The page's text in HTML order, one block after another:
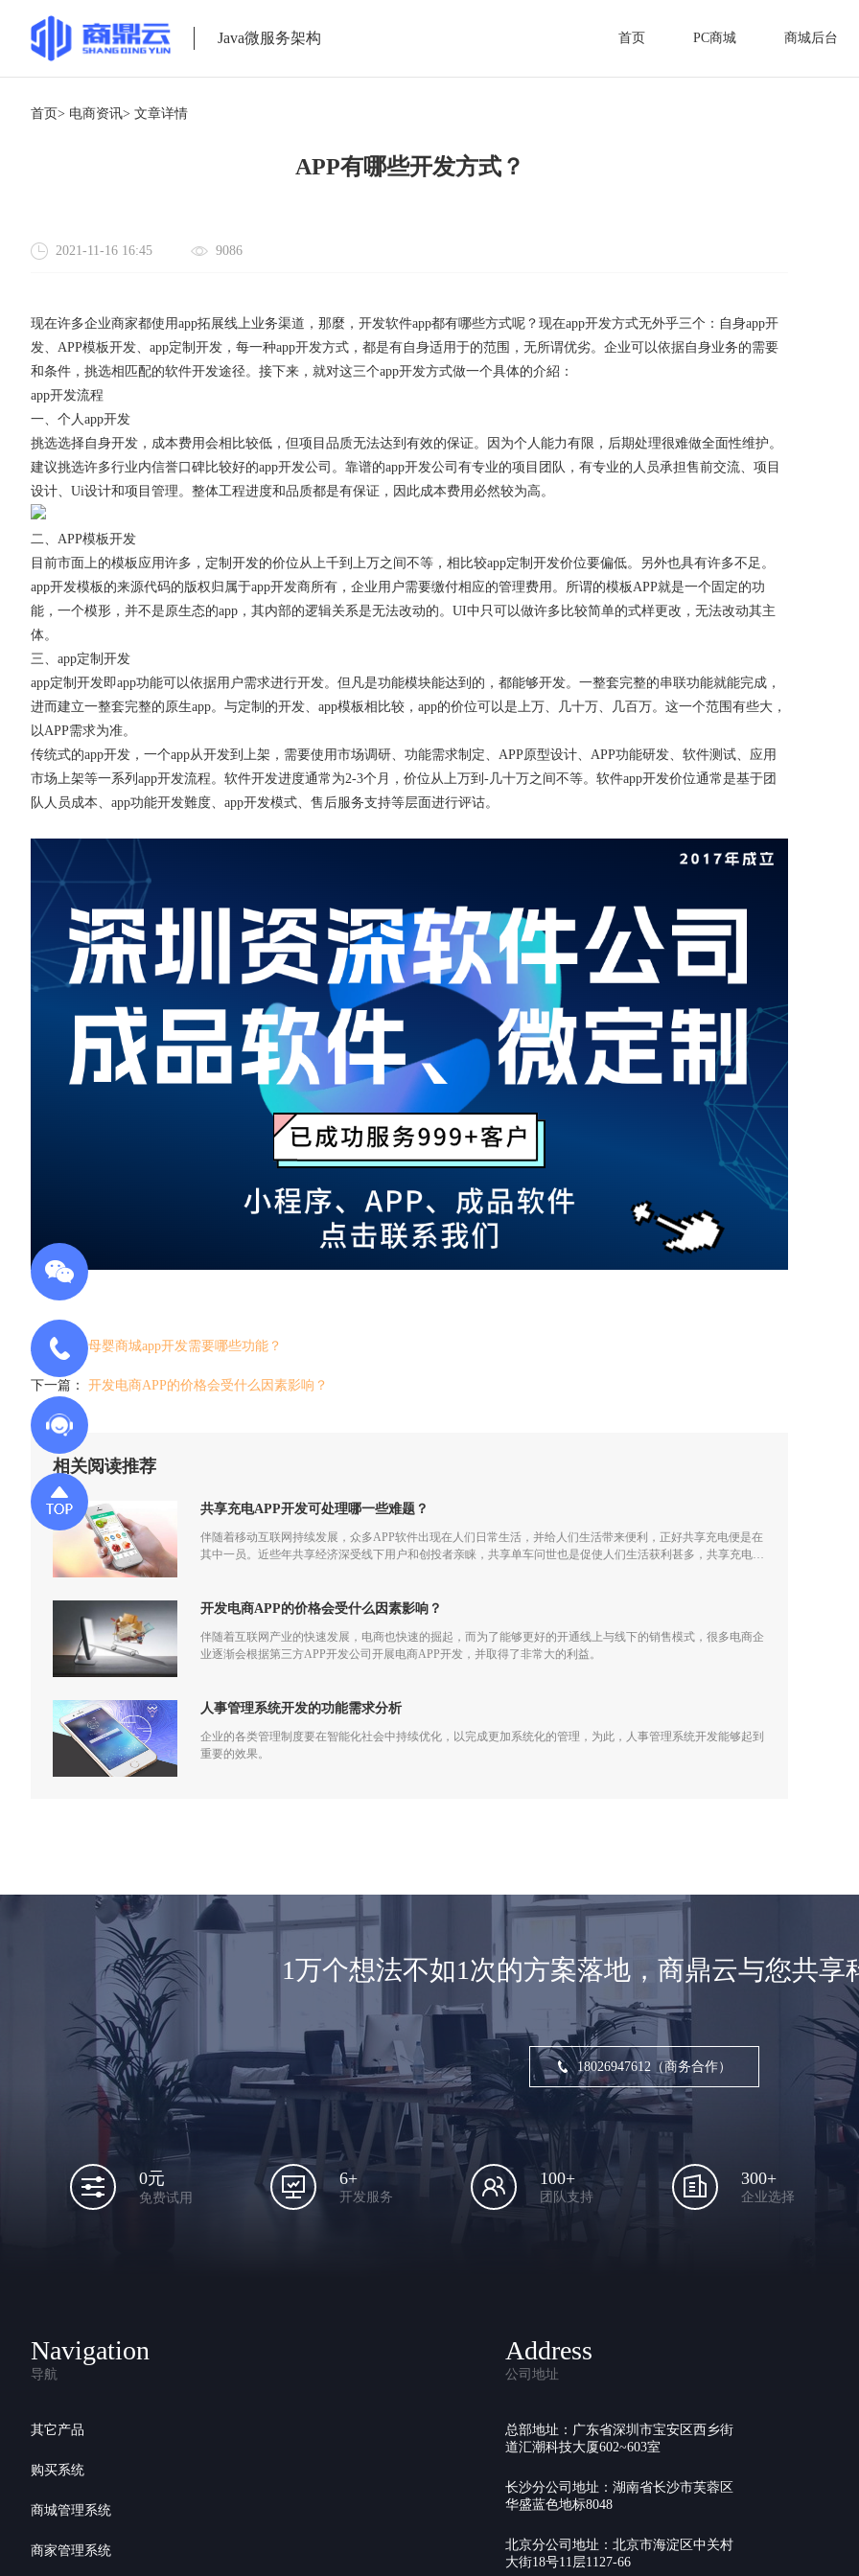
Java微服务架构 首页 PC商城 商城后台
首页> 电商资讯> 文章详情
APP有哪些开发方式？
2021-11-16 16:45 9086
现在许多企业商家都使用app拓展线上业务渠道，那麼，开发软件app都有哪些方式呢？现在app开发方式无外乎三个：自身app开
发、APP模板开发、app定制开发，每一种app开发方式，都是有自身适用于的范围，无所谓优劣。企业可以依据自身业务的需要
和条件，挑选相匹配的软件开发途径。接下来，就对这三个app开发方式做一个具体的介紹：
app开发流程
一、个人app开发
挑选选择自身开发，成本费用会相比较低，但项目品质无法达到有效的保证。因为个人能力有限，后期处理很难做全面性维护。
建议挑选许多行业内信誉口碑比较好的app开发公司。靠谱的app开发公司有专业的项目团队，有专业的人员承担售前交流、项目
设计、Ui设计和项目管理。整体工程进度和品质都是有保证，因此成本费用必然较为高。
二、APP模板开发
目前市面上的模板应用许多，定制开发的价位从上千到上万之间不等，相比较app定制开发价位要偏低。另外也具有许多不足。
app开发模板的来源代码的版权归属于app开发商所有，企业用户需要缴付相应的管理费用。所谓的模板APP就是一个固定的功
能，一个模形，并不是原生态的app，其内部的逻辑关系是无法改动的。UI中只可以做许多比较简单的式样更改，无法改动其主
体。
三、app定制开发
app定制开发即app功能可以依据用户需求进行开发。但凡是功能模块能达到的，都能够开发。一整套完整的串联功能就能完成，
进而建立一整套完整的原生app。与定制的开发、app模板相比较，app的价位可以是上万、几十万、几百万。这一个范围有些大，
以APP需求为准。
传统式的app开发，一个app从开发到上架，需要使用市场调研、功能需求制定、APP原型设计、APP功能研发、软件测试、应用
市场上架等一系列app开发流程。软件开发进度通常为2-3个月，价位从上万到-几十万之间不等。软件app开发价位通常是基于团
队人员成本、app功能开发難度、app开发模式、售后服务支持等层面进行评诂。
上一篇：母婴商城app开发需要哪些功能？
下一篇： 开发电商APP的价格会受什么因素影响？
相关阅读推荐
共享充电APP开发可处理哪一些难题？
伴随着移动互联网持续发展，众多APP软件出现在人们日常生活，并给人们生活带来便利，正好共享充电便是在
其中一员。近些年共享经济深受线下用户和创投者亲睐，共享单车问世也是促使人们生活获利甚多，共享充电都
开发电商APP的价格会受什么因素影响？
伴随着互联网产业的快速发展，电商也快速的掘起，而为了能够更好的开通线上与线下的销售模式，很多电商企
业逐渐会根据第三方APP开发公司开展电商APP开发，并取得了非常大的利益。
人事管理系统开发的功能需求分析
企业的各类管理制度要在智能化社会中持续优化，以完成更加系统化的管理，为此，人事管理系统开发能够起到
重要的效果。
1万个想法不如1次的方案落地，商鼎云与您共享
18026947612（商务合作）
0元
免费试用
6+
开发服务
100+
团队支持
300+
企业选择
Navigation
导航
其它产品
购买系统
商城管理系统
商家管理系统
Address
公司地址
总部地址：广东省深圳市宝安区西乡街
道汇潮科技大厦602~603室
长沙分公司地址：湖南省长沙市芙蓉区
华盛蓝色地标8048
北京分公司地址：北京市海淀区中关村
大街18号11层1127-66
获得产品报价方案
1万个想法不如1次的方案落地
扫码添加[商务总监]沟通方案
扫码沟通